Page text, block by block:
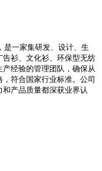
是一家集研发、设计、生
衫、文化衫、环保型无纺
经验的管理团队，确保从
符合国家行业标准。公司
产品质量都深获业界认